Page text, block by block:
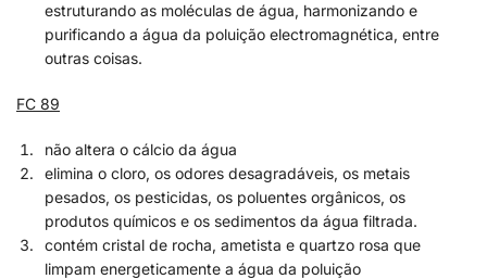
estruturando as moléculas de água, harmonizando e
purificando a água da poluição electromagnética, entre
outras coisas.
FC 89
não altera o cálcio da água
elimina o cloro, os odores desagradáveis, os metais
pesados, os pesticidas, os poluentes orgânicos, os
produtos químicos e os sedimentos da água filtrada.
contém cristal de rocha, ametista e quartzo rosa que
limpam energeticamente a água da poluição